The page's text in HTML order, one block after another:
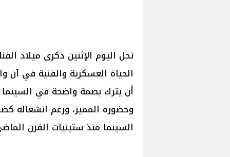
تحل اليوم الإثنين ذكرى ميلاد
الحياة العسكرية والفنية في آن
أن يترك بصمة واضحة في
وحضوره المميز، ورغم انشغاله
السينما منذ ستينيات القرن